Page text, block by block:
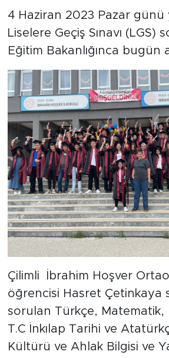
4 Haziran 2023 Pazar günü
Liselere Geçiş Sınavı (LGS)
Eğitim Bakanlığınca bugün
Çilimli İbrahim Hoşver
öğrencisi Hasret Çetinkaya
sorulan Türkçe, Matematik,
T.C İnkılap Tarihi ve
Kültürü ve Ahlak Bilgisi ve